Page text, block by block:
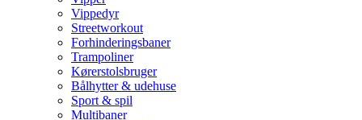
Vippedyr
Streetworkout
Forhinderingsbaner
Trampoliner
Kørerstolsbruger
Bålhytter & udehuse
Sport & spil
Multibaner